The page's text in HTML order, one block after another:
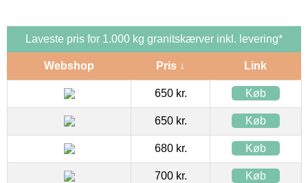
Laveste pris for 1.000 kg granitskærver inkl. levering*
Webshop Pris ↓ Link
650 kr. Køb
650 kr. Køb
680 kr. Køb
700 kr. Køb